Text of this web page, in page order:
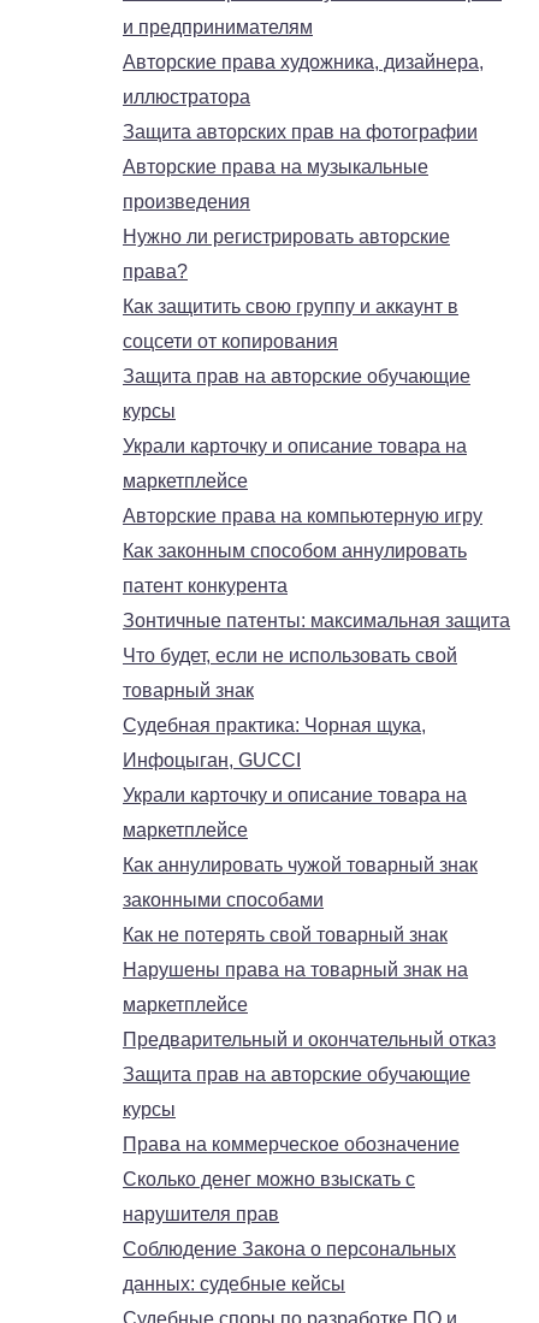
и предпринимателям
Авторские права художника, дизайнера,
иллюстратора
Защита авторских прав на фотографии
Авторские права на музыкальные
произведения
Нужно ли регистрировать авторские
права?
Как защитить свою группу и аккаунт в
соцсети от копирования
Защита прав на авторские обучающие
курсы
Украли карточку и описание товара на
маркетплейсе
Авторские права на компьютерную игру
Как законным способом аннулировать
патент конкурента
Зонтичные патенты: максимальная защита
Что будет, если не использовать свой
товарный знак
Судебная практика: Чорная щука,
Инфоцыган, GUCCI
Украли карточку и описание товара на
маркетплейсе
Как аннулировать чужой товарный знак
законными способами
Как не потерять свой товарный знак
Нарушены права на товарный знак на
маркетплейсе
Предварительный и окончательный отказ
Защита прав на авторские обучающие
курсы
Права на коммерческое обозначение
Сколько денег можно взыскать с
нарушителя прав
Соблюдение Закона о персональных
данных: судебные кейсы
Судебные споры по разработке ПО и